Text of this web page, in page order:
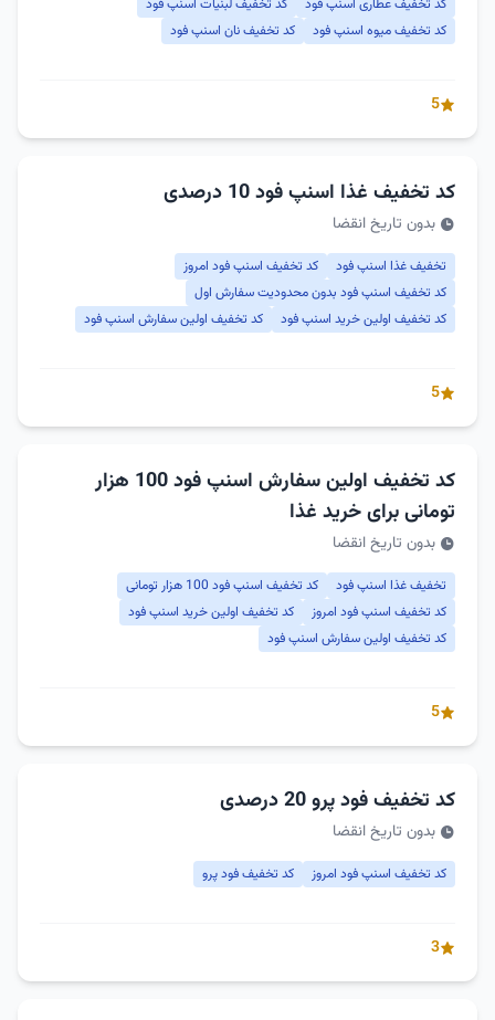
کد تخفیف عطاری اسنپ فود
کد تخفیف لبنیات اسنپ فود
کد تخفیف میوه اسنپ فود
کد تخفیف نان اسنپ فود
5
کد تخفیف غذا اسنپ فود 10 درصدی
بدون تاریخ انقضا
تخفیف غذا اسنپ فود
کد تخفیف اسنپ فود امروز
کد تخفیف اسنپ فود بدون محدودیت سفارش اول
کد تخفیف اولین خرید اسنپ فود
کد تخفیف اولین سفارش اسنپ فود
5
کد تخفیف اولین سفارش اسنپ فود 100 هزار
تومانی برای خرید غذا
بدون تاریخ انقضا
تخفیف غذا اسنپ فود
کد تخفیف اسنپ فود 100 هزار تومانی
کد تخفیف اسنپ فود امروز
کد تخفیف اولین خرید اسنپ فود
کد تخفیف اولین سفارش اسنپ فود
5
کد تخفیف فود پرو 20 درصدی
بدون تاریخ انقضا
کد تخفیف اسنپ فود امروز کد تخفیف فود پرو
3